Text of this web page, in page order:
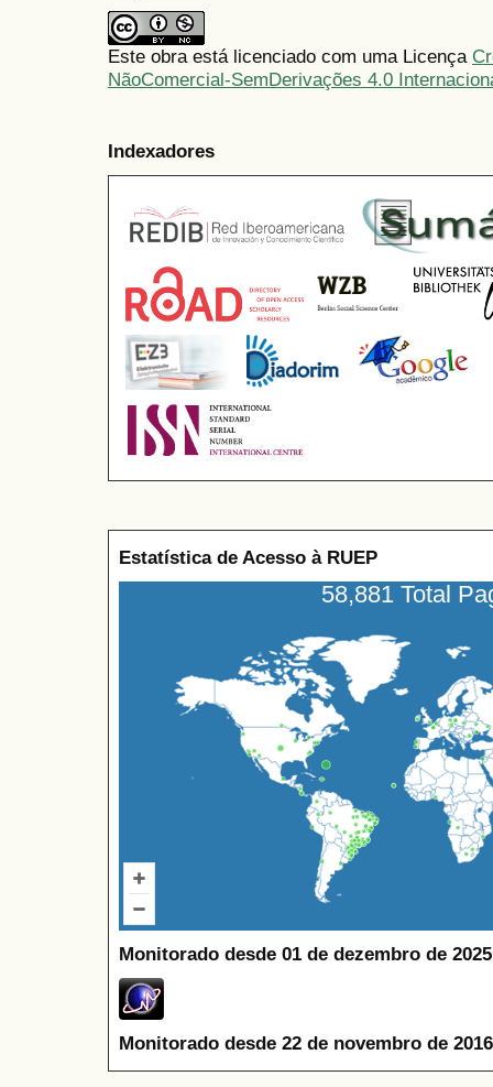
Este obra está licenciado com uma Licença
NãoComercial-SemDerivações 4.0
Indexadores
Estatística de Acesso à RUEP
58,881 Total
Monitorado desde 01 de dezembro de
Monitorado desde 22 de novembro de